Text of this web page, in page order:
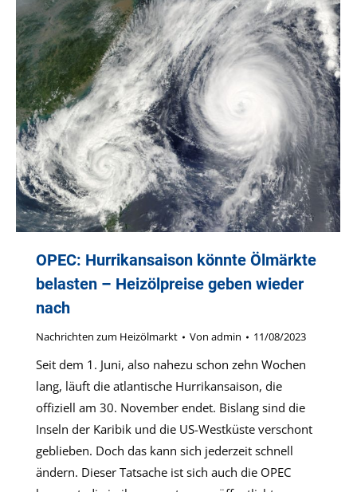
OPEC: Hurrikansaison könnte Ölmärkte
belasten – Heizölpreise geben wieder
nach
Nachrichten zum Heizölmarkt Von admin 11/08/2023
Seit dem 1. Juni, also nahezu schon zehn Wochen
lang, läuft die atlantische Hurrikansaison, die
offiziell am 30. November endet. Bislang sind die
Inseln der Karibik und die US-Westküste verschont
geblieben. Doch das kann sich jederzeit schnell
ändern. Dieser Tatsache ist sich auch die OPEC